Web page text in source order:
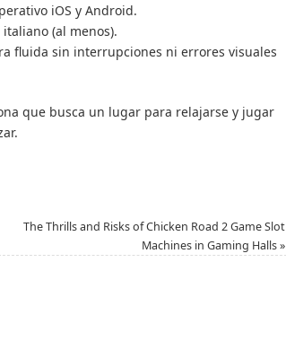
iOS y Android.
(al menos).
fluida sin interrupciones ni errores visuales
que busca un lugar para relajarse y jugar
The Thrills and Risks of Chicken Road 2 Game Slot
Machines in Gaming Halls»